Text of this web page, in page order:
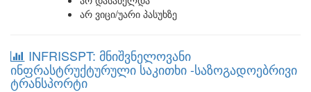
არ ვიცი/უარი პასუხზე
INFRISSPT: მნიშვნელოვანი
ინფრასტრუქტურული საკითხი -საზოგადოებრივი
ტრანსპორტი